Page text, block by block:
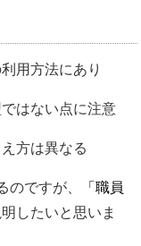
用方法にあり
はない点に注意
方は異なる
のですが、
「職員
したいと思いま